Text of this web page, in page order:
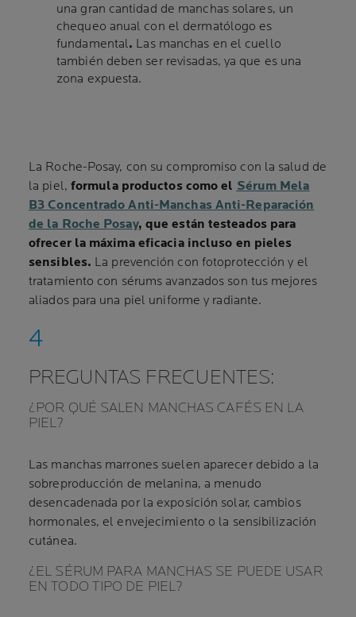
una gran cantidad de manchas solares, un
chequeo anual con el dermatólogo es
fundamental. Las manchas en el cuello
también deben ser revisadas, ya que es una
zona expuesta.
La Roche-Posay, con su compromiso con la salud de
la piel, formula productos como el Sérum Mela
B3 Concentrado Anti-Manchas Anti-Reparación
de la Roche Posay, que están testeados para
ofrecer la máxima eficacia incluso en pieles
sensibles. La prevención con fotoprotección y el
tratamiento con sérums avanzados son tus mejores
aliados para una piel uniforme y radiante.
PREGUNTAS FRECUENTES:
¿POR QUÉ SALEN MANCHAS CAFÉS EN LA
PIEL?
Las manchas marrones suelen aparecer debido a la
sobreproducción de melanina, a menudo
desencadenada por la exposición solar, cambios
hormonales, el envejecimiento o la sensibilización
cutánea.
¿EL SÉRUM PARA MANCHAS SE PUEDE USAR
EN TODO TIPO DE PIEL?